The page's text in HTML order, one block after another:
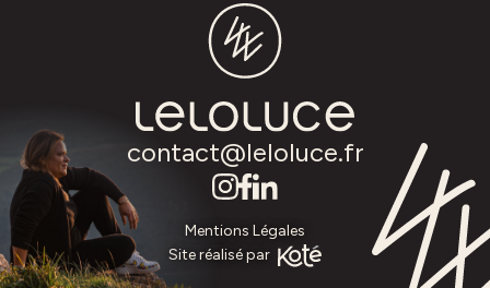
contact@leloluce.fr
Mentions Légales
Site réalisé par